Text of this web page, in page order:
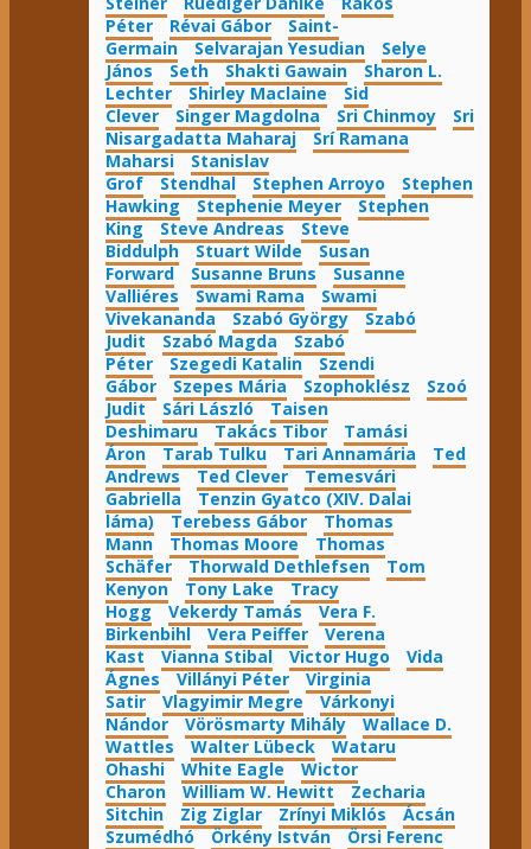
Péter
Révai Gábor
Saint-
Germain
Selvarajan Yesudian
Selye
János
Seth Shakti Gawain
Sharon L.
Lechter
Shirley Maclaine
Sid
Clever
Singer Magdolna Sri Chinmoy
Sri
Nisargadatta Maharaj
Srí Ramana
Maharsi
Stanislav
Grof
Stendhal Stephen Arroyo
Stephen
Hawking
Stephenie Meyer
Stephen
King
Steve Andreas
Steve
Biddulph
Stuart Wilde
Susan
Forward
Susanne Bruns
Susanne
Valliéres
Swami Rama
Swami
Vivekananda
Szabó György
Szabó
Judit
Szabó Magda
Szabó
Péter
Szegedi Katalin
Szendi
Gábor
Szepes Mária Szophoklész
Szoó
Judit
Sári László
Taisen
Deshimaru
Takács Tibor
Tamási
Áron
Tarab Tulku Tari Annamária
Ted
Andrews
Ted Clever
Temesvári
Gabriella
Tenzin Gyatco (XIV. Dalai
láma)
Terebess Gábor
Thomas
Mann
Thomas Moore
Thomas
Schäfer
Thorwald Dethlefsen
Tom
Kenyon
Tony Lake
Tracy
Hogg
Vekerdy Tamás
Vera F.
Birkenbihl
Vera Peiffer
Verena
Kast
Vianna Stibal Victor Hugo
Vida
Ágnes
Villányi Péter
Virginia
Satir
Vlagyimir Megre
Várkonyi
Nándor
Vörösmarty Mihály
Wallace D.
Wattles
Walter Lübeck
Wataru
Ohashi
White Eagle
Wictor
Charon
William W. Hewitt
Zecharia
Sitchin
Zig Ziglar Zrínyi Miklós
Ácsán
Szumédhó
Örkény István Örsi Ferenc